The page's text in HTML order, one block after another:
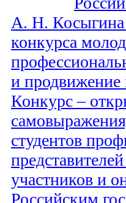
А. Н. Косыгина
конкурса
и продвижение
Конкурс –
студентов
участников и